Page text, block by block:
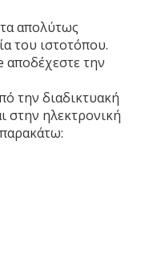
απολύτως
του ιστοτόπου.
την
την διαδικτυακή
στην ηλεκτρονική